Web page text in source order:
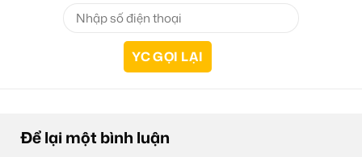
Để lại một bình luận